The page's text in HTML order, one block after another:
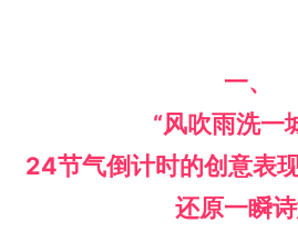
一、
“风吹雨洗一
24节气倒计时的创意表
还原一瞬